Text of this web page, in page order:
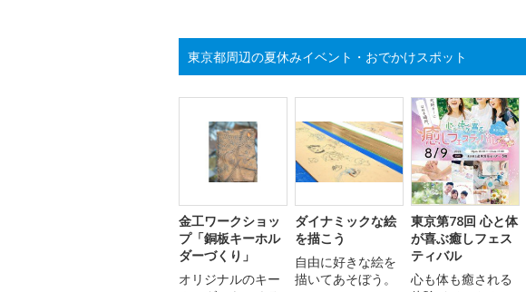
東京都周辺の夏休みイベント・おでかけスポット
金工ワークショッ
プ「銅板キーホル
ダーづくり」
オリジナルのキー
ダイナミックな絵
を描こう
自由に好きな絵を
描いてあそぼう。
東京第78回 心と体
が喜ぶ癒しフェス
ティバル
心も体も癒される